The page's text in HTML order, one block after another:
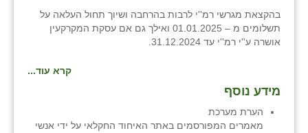
בהקצאת מגרשי רמ''י לרבות בהרחבה ושיוך תחול העלאה על
תשלומים מ – 01.01.2025 ואילך גם אם עסקת המקרקעין
אושרה ע''י רמ''י עד 31.12.2024.
קרא עוד...
מידע נוסף
הערת מערכת
מאמרים המפורסמים באתר האיחוד החקלאי על ידי אנשי
גנות
ורד יריחו
זוהר
הדר עם